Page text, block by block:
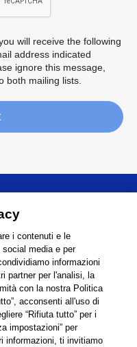
will receive the following
address indicated
ignore this message,
both mailing lists.
Condizioni di Utilizzp
i contenuti e le
media e per
informazioni
partner per l'analisi, la
con la nostra Politica
acconsenti all'uso di
“Rifiuta tutto” per i
impostazioni” per
informazioni, ti invitiamo